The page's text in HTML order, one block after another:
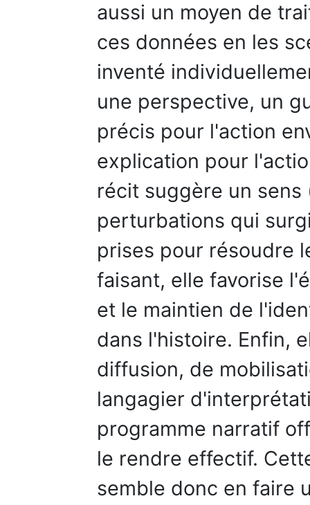
aussi un moyen de
ces données en les
inventé
une perspective, un
précis pour l'action
explication pour
récit suggère un
perturbations qui
prises pour résoudre
faisant, elle favorise
et le maintien de
dans l'histoire. Enfin,
diffusion, de
langagier
programme narratif
le rendre effectif.
semble donc en faire